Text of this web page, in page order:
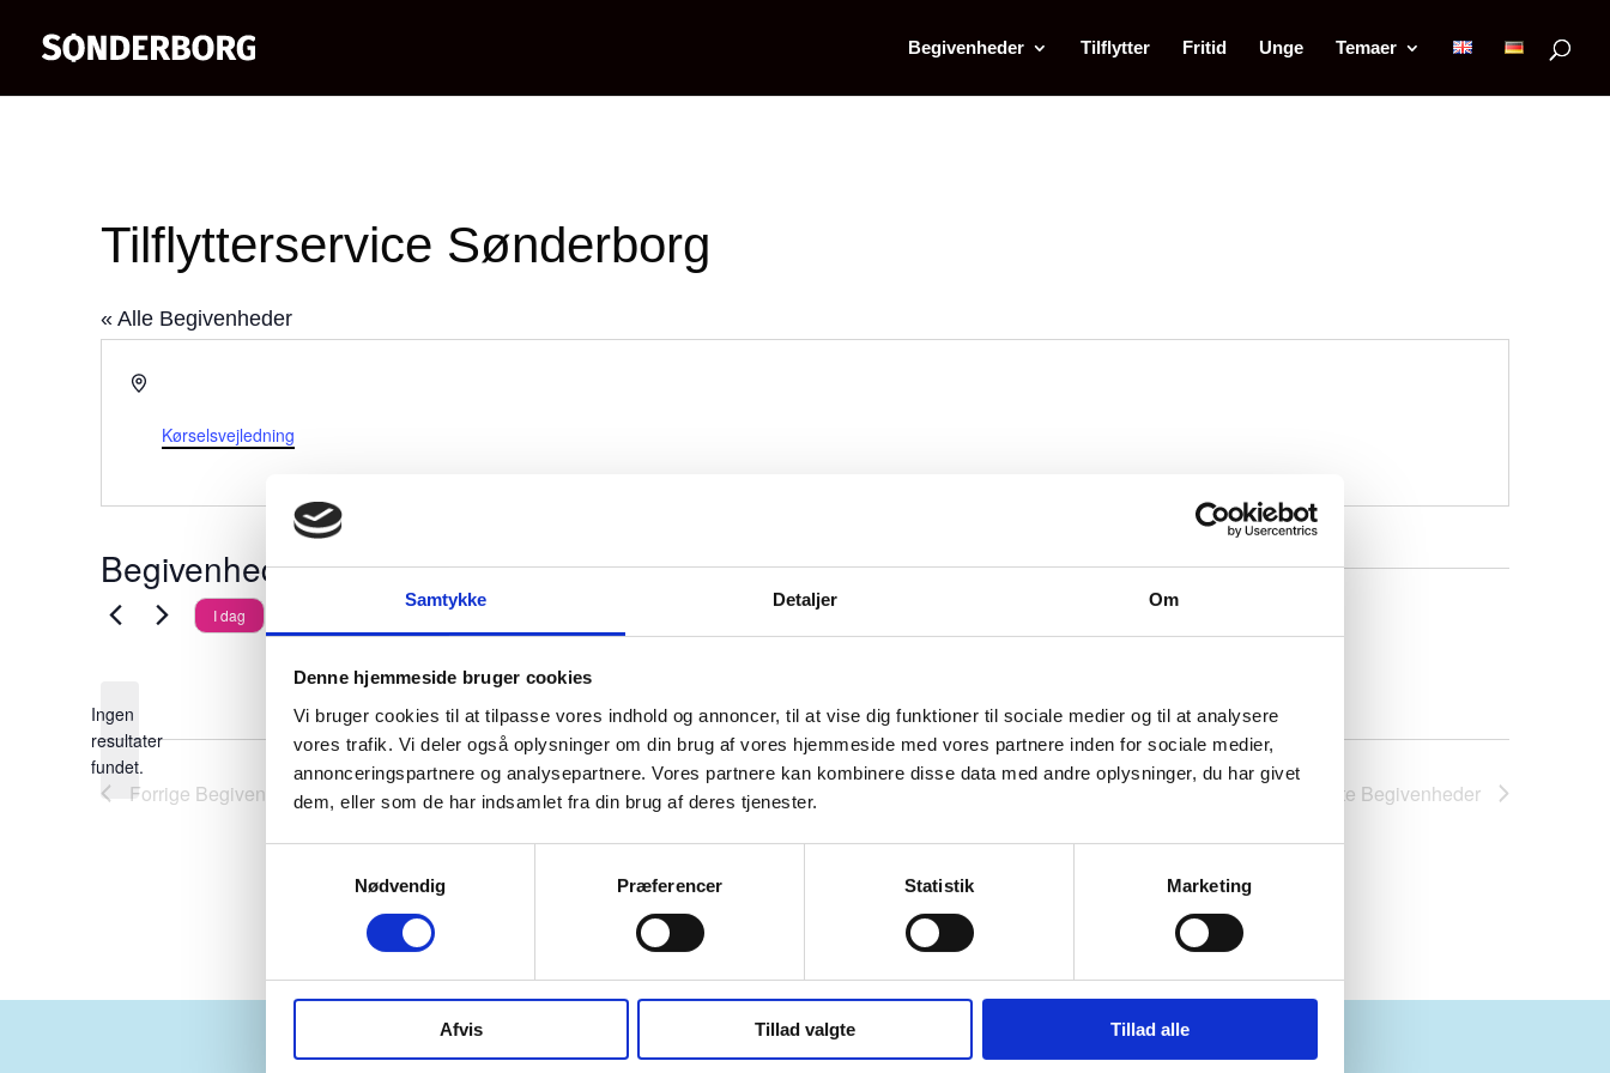
Samtykke Detaljer Om
Denne hjemmeside bruger cookies
Vi bruger cookies til at tilpasse vores indhold og annoncer, til at vise dig funktioner til sociale medier og til at analysere
vores trafik. Vi deler også oplysninger om din brug af vores hjemmeside med vores partnere inden for sociale medier,
annonceringspartnere og analysepartnere. Vores partnere kan kombinere disse data med andre oplysninger, du har givet
dem, eller som de har indsamlet fra din brug af deres tjenester.
Nødvendig
Præferencer Statistik Marketing
Afvis Tillad valgte Tillad alle
Begivenheder Tilflytter Fritid Unge Temaer
Tilflytterservice Sønderborg
« Alle Begivenheder
Adresse
Kørselsvejledning
Begivenheder på dette sted
Notice
Ingen
resultater
fundet.
I dag Kommende
Forrige Begivenheder Næste Begivenheder